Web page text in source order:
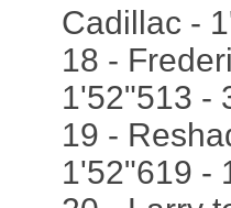
Cadillac -
18 -
1'52"513 -
19 -
1'52"619 -